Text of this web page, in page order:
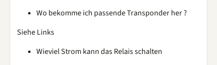
Wo bekomme ich passende Transponder her ?
Siehe Links
Wieviel Strom kann das Relais schalten